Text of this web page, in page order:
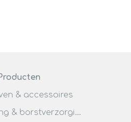
& accessoires
Bescherming & borstverzorging